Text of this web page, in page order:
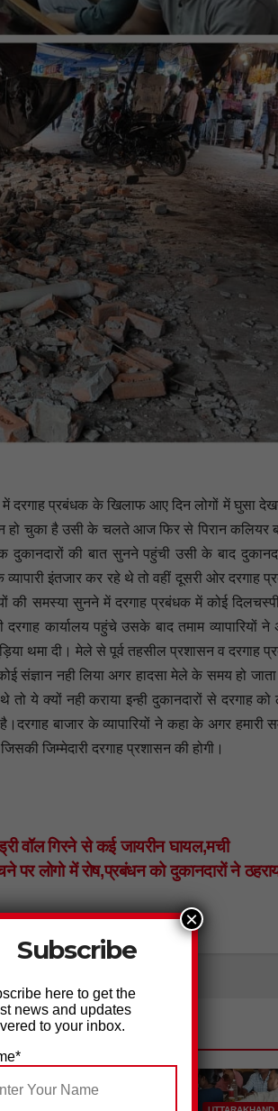
में दरगाह प्रबंधक के खिलाफ आए दिन लोगों में घुसा
हो चुका है उसी के चलते आज फिर से पिरान कलियर
दुकानदारों की बात सुनने पहुंची उसी के बाद
इंतजार कर रहे थे तो वहीं दूसरी ओर दरगाह
की समस्या सुनने में दरगाह प्रबंधक में कोई
कार्यालय पहुंचे उसके बाद तमाम व्यापारियों ने
थमा दी। मेले से पूर्व तहसील प्रशासन व दरगाह
नही लिया अगर हादसा मेले के समय हो जाता
ये क्यों नही कराया इन्ही दुकानदारों से दरगाह को
बाजार के व्यापारियों ने कहा के अगर हमारी
जिम्मेदारी दरगाह प्रशासन की होगी।
वॉल गिरने से कई जायरीन घायल,मची
लोगो में रोष,प्रबंधन को दुकानदारों ने
Subscribe
here to get the
news and updates
to your inbox.
×